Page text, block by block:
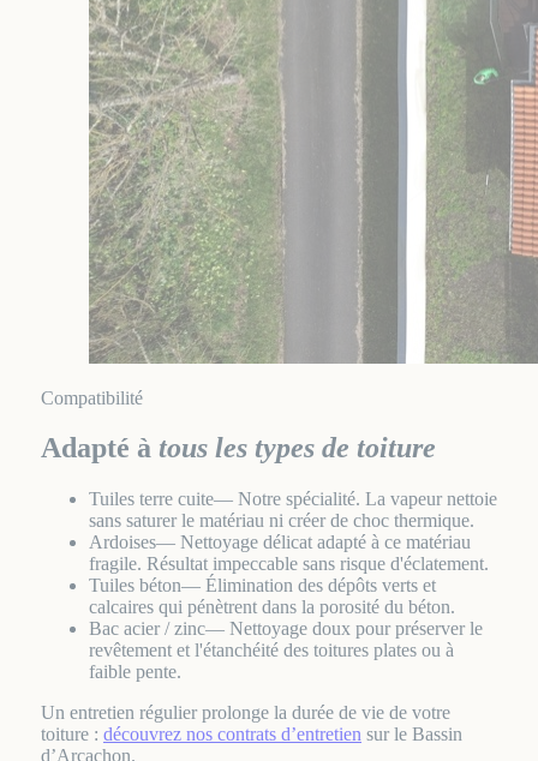
Compatibilité
Adapté à tous les types de toiture
Tuiles terre cuite— Notre spécialité. La vapeur nettoie
sans saturer le matériau ni créer de choc thermique.
Ardoises— Nettoyage délicat adapté à ce matériau
fragile. Résultat impeccable sans risque d'éclatement.
Tuiles béton— Élimination des dépôts verts et
calcaires qui pénètrent dans la porosité du béton.
Bac acier / zinc— Nettoyage doux pour préserver le
revêtement et l'étanchéité des toitures plates ou à
faible pente.
Un entretien régulier prolonge la durée de vie de votre
toiture : découvrez nos contrats d’entretien sur le Bassin
d’Arcachon.